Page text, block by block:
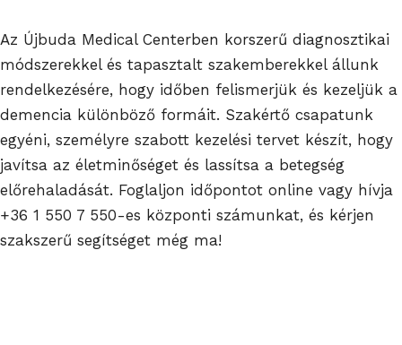
Az Újbuda Medical Centerben korszerű diagnosztikai
módszerekkel és tapasztalt szakemberekkel állunk
rendelkezésére, hogy időben felismerjük és kezeljük a
demencia különböző formáit. Szakértő csapatunk
egyéni, személyre szabott kezelési tervet készít, hogy
javítsa az életminőséget és lassítsa a betegség
előrehaladását. Foglaljon időpontot online vagy hívja
+36 1 550 7 550-es központi számunkat, és kérjen
szakszerű segítséget még ma!